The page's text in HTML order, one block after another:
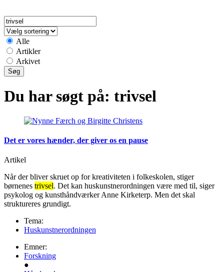
Alle
Artikler
Arkivet
Du har søgt på: trivsel
Det er vores hænder, der giver os en pause
Artikel
Når der bliver skruet op for kreativiteten i folkeskolen, stiger
børnenes trivsel. Det kan huskunstnerordningen være med til, siger
psykolog og kunsthåndværker Anne Kirketerp. Men det skal
struktureres grundigt.
Tema:
Huskunstnerordningen
Emner:
Forskning
●